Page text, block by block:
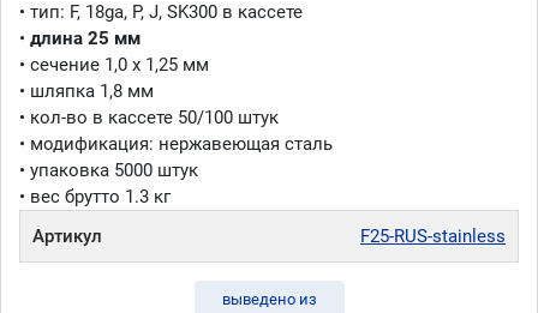
• тип: F, 18ga, P, J, SK300 в кассете
• длина 25 мм
• сечение 1,0 x 1,25 мм
• шляпка 1,8 мм
• кол-во в кассете 50/100 штук
• модификация: нержавеющая сталь
• упаковка 5000 штук
• вес брутто 1.3 кг
Артикул
F25-RUS-stainless
выведено из